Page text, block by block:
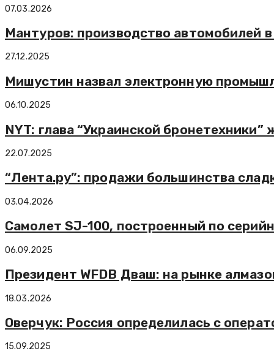
07.03.2026
Мантуров: производство автомобилей
27.12.2025
Мишустин назвал электронную
06.10.2025
NYT: глава “Украинской
22.07.2025
“Лента.ру”: продажи большинства
03.04.2026
Самолет SJ-100, построенный по
06.09.2025
Президент WFDB Дваш: на рынке
18.03.2026
Оверчук: Россия определилась с
15.09.2025